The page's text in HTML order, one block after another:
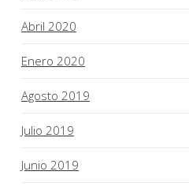
Abril 2020
Enero 2020
Agosto 2019
Julio 2019
Junio 2019